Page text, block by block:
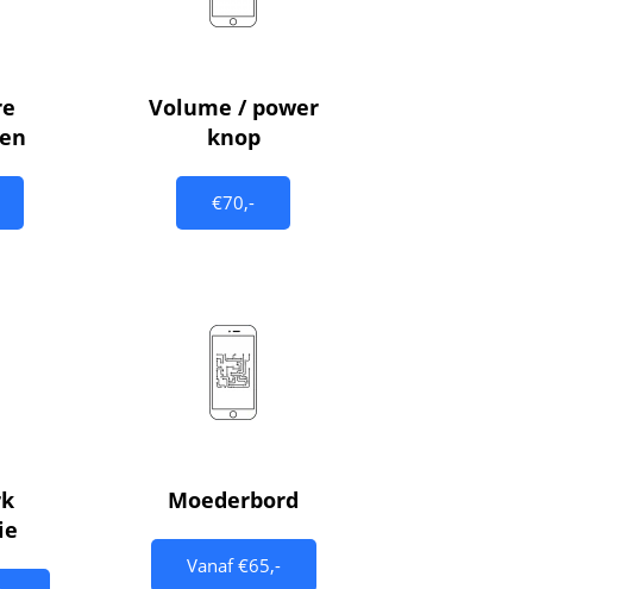
Volume / power
knop
€70,-
Moederbord
Vanaf €65,-